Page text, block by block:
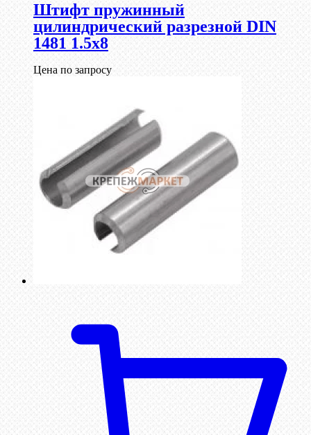
Штифт пружинный
цилиндрический разрезной DIN
1481 1.5х8
Цена по запросу